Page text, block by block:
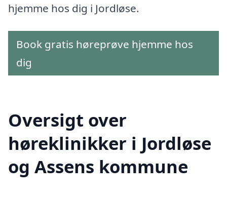
hjemme hos dig i Jordløse.
Book gratis høreprøve hjemme hos
dig
Oversigt over
høreklinikker i Jordløse
og Assens kommune